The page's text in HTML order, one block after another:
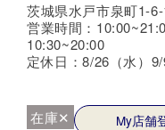
茨城県水戸市泉町1-
営業時間：
10:30~20:00
定休日：8/26（水）9/
在庫✕ My店舗